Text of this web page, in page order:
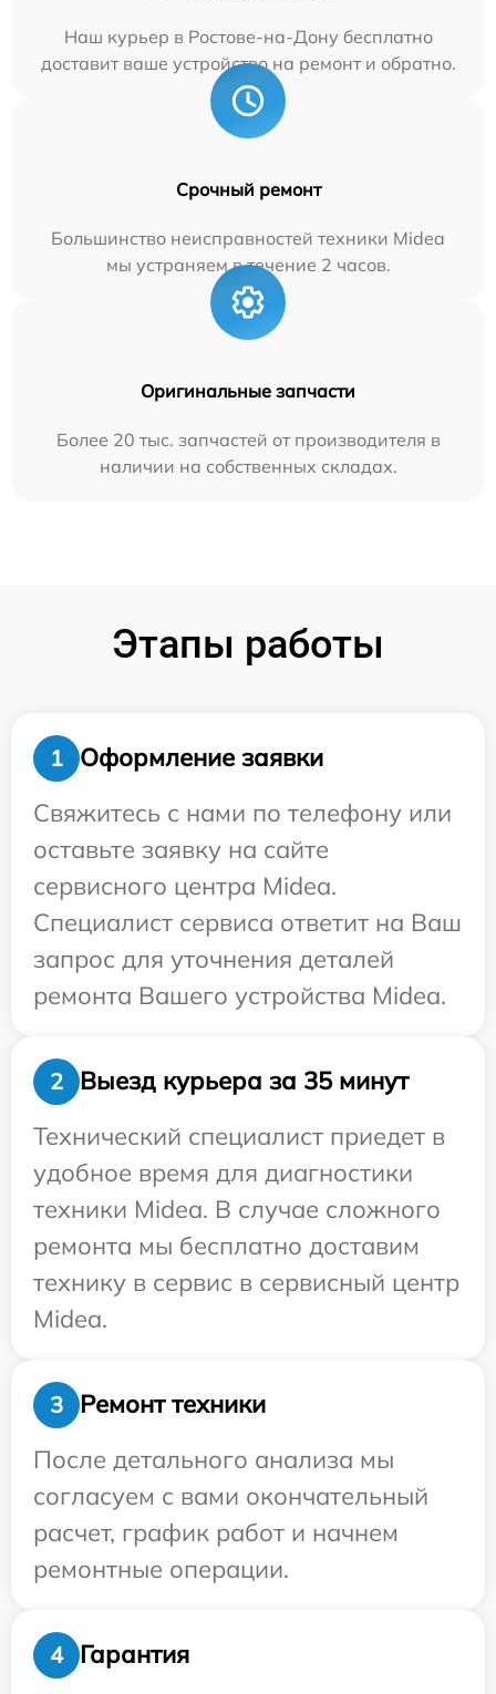
Наш курьер в Ростове-на-Дону бесплатно
доставит ваше устройство на ремонт и обратно.
Срочный ремонт
Большинство неисправностей техники Midea
мы устраняем в течение 2 часов.
Оригинальные запчасти
Более 20 тыс. запчастей от производителя в
наличии на собственных складах.
Этапы работы
1
Оформление заявки
Свяжитесь с нами по телефону или
оставьте заявку на сайте
сервисного центра Midea.
Специалист сервиса ответит на Ваш
запрос для уточнения деталей
ремонта Вашего устройства Midea.
2
Выезд курьера за 35 минут
Технический специалист приедет в
удобное время для диагностики
техники Midea. В случае сложного
ремонта мы бесплатно доставим
технику в сервис в сервисный центр
Midea.
3
Ремонт техники
После детального анализа мы
согласуем с вами окончательный
расчет, график работ и начнем
ремонтные операции.
4
Гарантия